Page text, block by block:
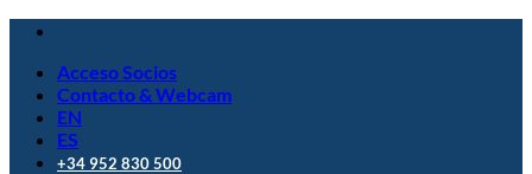
Saltar
contenidoAcceso Socios
Contacto & Webcam
EN
ES
+34 952 830 500